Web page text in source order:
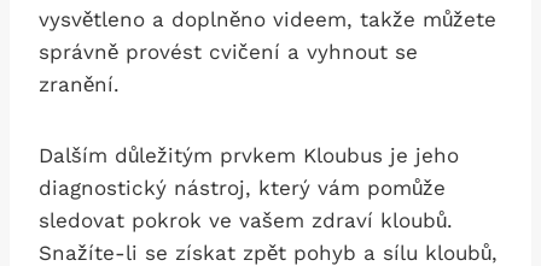
vysvětleno a doplněno videem, takže můžete
správně provést cvičení a vyhnout se
zranění.
Dalším důležitým prvkem Kloubus je jeho
diagnostický nástroj, který vám pomůže
sledovat pokrok ve vašem zdraví kloubů.
Snažíte-li se získat zpět pohyb a sílu kloubů,